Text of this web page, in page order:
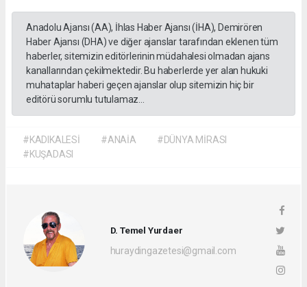
Anadolu Ajansı (AA), İhlas Haber Ajansı (İHA), Demirören
Haber Ajansı (DHA) ve diğer ajanslar tarafından eklenen tüm
haberler, sitemizin editörlerinin müdahalesi olmadan ajans
kanallarından çekilmektedir. Bu haberlerde yer alan hukuki
muhataplar haberi geçen ajanslar olup sitemizin hiç bir
editörü sorumlu tutulamaz...
#KADIKALESİ #ANAİA
#DÜNYA MİRASI
#KUŞADASI
D. Temel Yurdaer
huraydingazetesi@gmail.com